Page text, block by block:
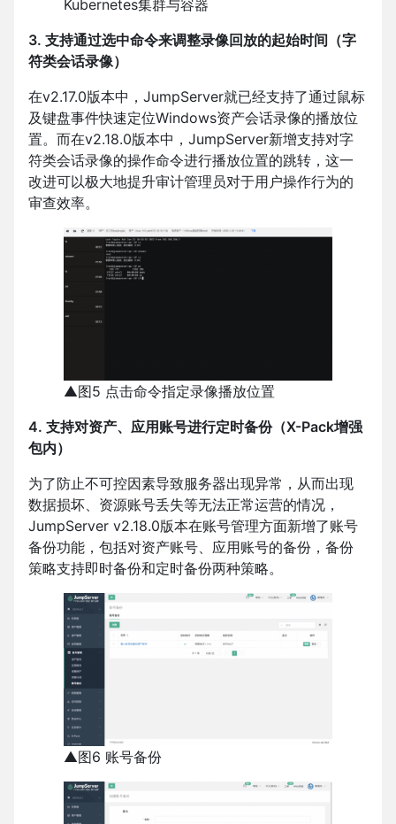
Kubernetes集群与容器
3. 支持通过选中命令来调整录像回放的起始时间（字
符类会话录像）
在v2.17.0版本中，JumpServer就已经支持了通过鼠标
及键盘事件快速定位Windows资产会话录像的播放位
置。而在v2.18.0版本中，JumpServer新增支持对字
符类会话录像的操作命令进行播放位置的跳转，这一
改进可以极大地提升审计管理员对于用户操作行为的
审查效率。
▲图5 点击命令指定录像播放位置
4. 支持对资产、应用账号进行定时备份（X-Pack增强
包内）
为了防止不可控因素导致服务器出现异常，从而出现
数据损坏、资源账号丢失等无法正常运营的情况，
JumpServer v2.18.0版本在账号管理方面新增了账号
备份功能，包括对资产账号、应用账号的备份，备份
策略支持即时备份和定时备份两种策略。
▲图6 账号备份